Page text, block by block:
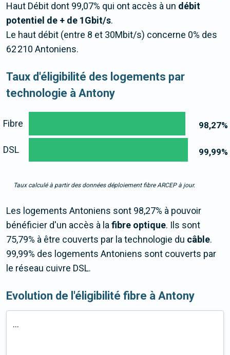
Haut Débit dont 99,07% qui ont accès à un débit
potentiel de + de 1Gbit/s.
Le haut débit (entre 8 et 30Mbit/s) concerne 0% des
62 210 Antoniens.
Taux d'éligibilité des logements par
technologie à Antony
98,27%
99,99%
Fibre
DSL
Taux calculé à partir des données déploiement fibre ARCEP à jour.
Les logements Antoniens sont 98,27% à pouvoir
bénéficier d'un accès à lafibre optique. Ils sont
75,79% à être couverts par la technologie du câble.
99,99% des logements Antoniens sont couverts par
le réseau cuivre DSL.
Evolution de l'éligibilité fibre à Antony
...